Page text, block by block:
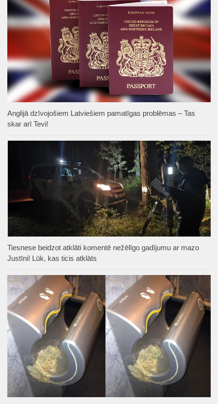
Anglijā dzīvojošiem Latviešiem pamatīgas problēmas – Tas
skar arī Tevi!
Tiesnese beidzot atklāti komentē nežēlīgo gadījumu ar mazo
Justīni! Lūk, kas ticis atklāts